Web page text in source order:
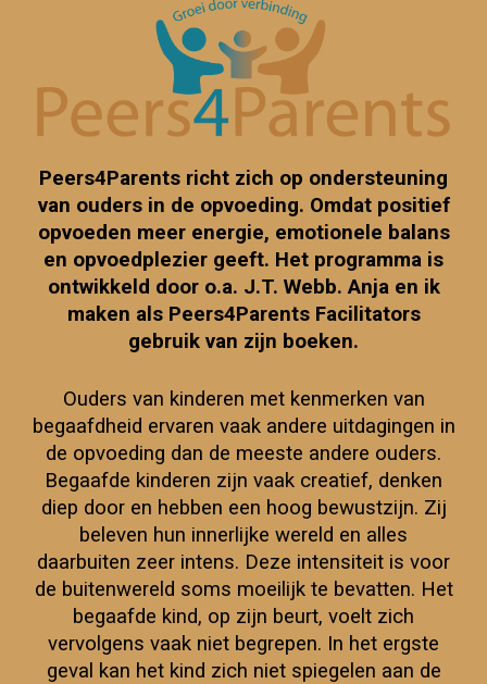
Peers4Parents richt zich op ondersteuning
van ouders in de opvoeding. Omdat positief
opvoeden meer energie, emotionele balans
en opvoedplezier geeft. Het programma is
ontwikkeld door o.a. J.T. Webb.Anja en ik
maken als Peers4Parents Facilitators
gebruik van zijn boeken.
Ouders van kinderen met kenmerken van
begaafdheid ervaren vaak andere uitdagingen in
de opvoeding dan de meeste andere ouders.
Begaafde kinderen zijn vaak creatief, denken
diep door en hebben een hoog bewustzijn. Zij
beleven hun innerlijke wereld en alles
daarbuiten zeer intens. Deze intensiteit is voor
de buitenwereld soms moeilijk te bevatten. Het
begaafde kind, op zijn beurt, voelt zich
vervolgens vaak niet begrepen. In het ergste
geval kan het kind zich niet spiegelen aan de